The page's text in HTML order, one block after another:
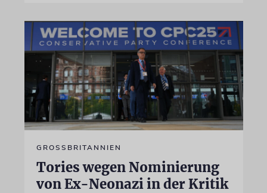
GROSSBRITANNIEN
Tories wegen Nominierung
von Ex-Neonazi in der Kritik